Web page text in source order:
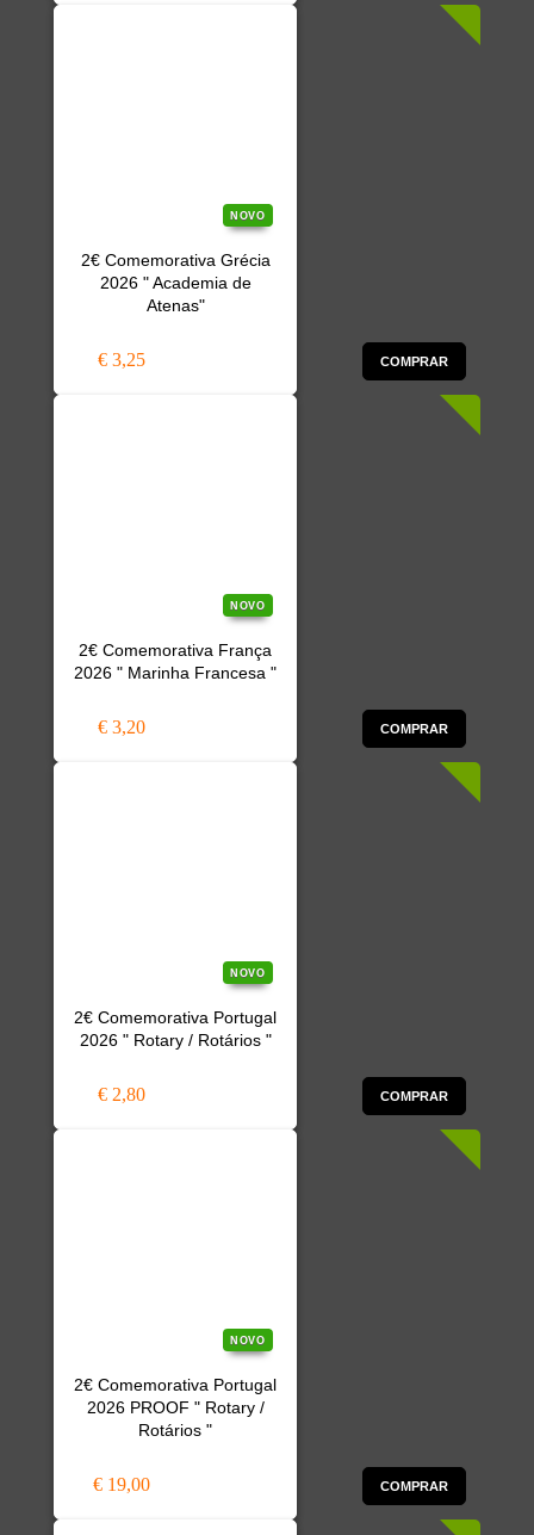
NOVO
2€ Comemorativa Grécia
2026 " Academia de
Atenas"
€ 3,25 COMPRAR
NOVO
2€ Comemorativa França
2026 " Marinha Francesa "
€ 3,20 COMPRAR
NOVO
2€ Comemorativa Portugal
2026 " Rotary / Rotários "
€ 2,80 COMPRAR
NOVO
2€ Comemorativa Portugal
2026 PROOF " Rotary /
Rotários "
€ 19,00 COMPRAR